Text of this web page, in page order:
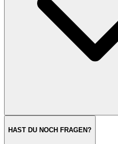
HAST DU NOCH FRAGEN?